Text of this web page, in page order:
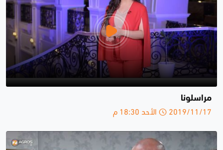
مراسلونا
2019/11/17 الأحد 18:30 م